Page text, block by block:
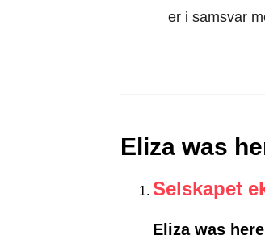
er i samsvar
Eliza was
Selskapet
Eliza was here